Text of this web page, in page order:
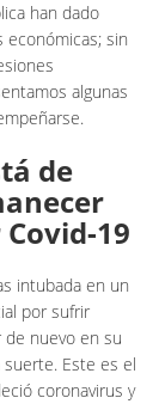
han dado
económicas; sin
algunas
de
19
intubada en un
por sufrir
nuevo en su
Este es el
coronavirus y